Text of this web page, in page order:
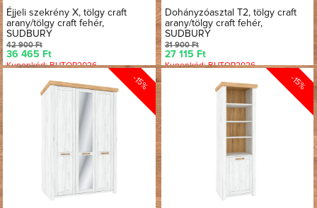
Éjjeli szekrény X, tölgy craft
arany/tölgy craft fehér,
SUDBURY
42 900 Ft
36 465 Ft
Kuponkód: BUTOR2026
Dohányzóasztal T2, tölgy craft
arany/tölgy craft fehér,
SUDBURY
31 900 Ft
27 115 Ft
Kuponkód: BUTOR2026
-15% -15%